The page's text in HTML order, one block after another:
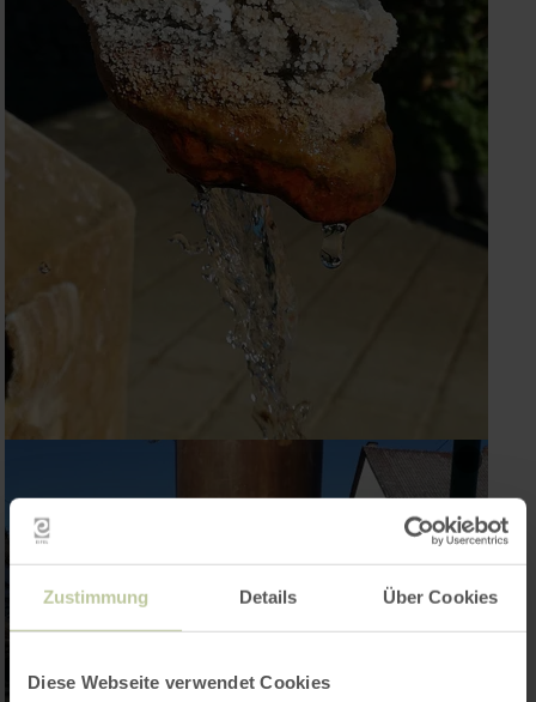
Zustimmung Details Über Cookies
Diese Webseite verwendet Cookies